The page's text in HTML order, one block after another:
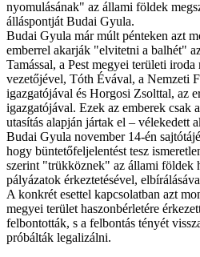
nyomulásának" az állami földek
álláspontját Budai Gyula.
Budai Gyula már múlt pénteken azt
emberrel akarják "elvitetni a balhét"
Tamással, a Pest megyei területi
vezetőjével, Tóth Évával, a Nemzeti
igazgatójával és Horgosi Zsolttal, az
igazgatójával. Ezek az emberek csak
utasítás alapján jártak el – vélekedett
Budai Gyula november 14-én
hogy büntetőfeljelentést tesz
szerint "trükköznek" az állami földek
pályázatok érkeztetésével,
A konkrét esettel kapcsolatban azt
megyei terület haszonbérletére
felbontották, s a felbontás tényét
próbálták legalizálni.